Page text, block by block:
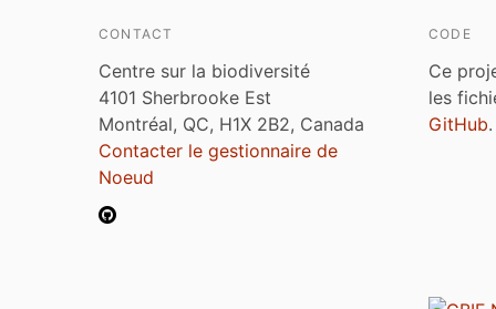
CONTACT
Centre sur la biodiversité
4101 Sherbrooke Est
Montréal, QC, H1X 2B2, Canada
Contacter le gestionnaire de
Noeud
CODE
Ce
les
GitHub.